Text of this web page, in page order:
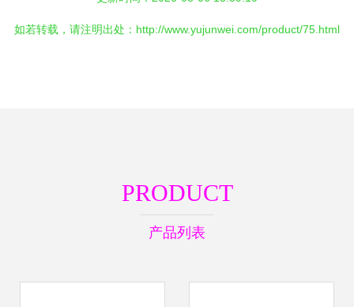
如若转载，请注明出处：http://www.yujunwei.com/product/75.html
PRODUCT
产品列表